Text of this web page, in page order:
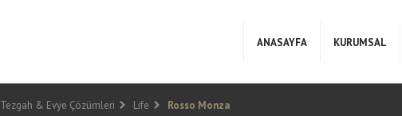
ANASAYFA KURUMSAL
Tezgah & Evye Çözümleri Life Rosso Monza